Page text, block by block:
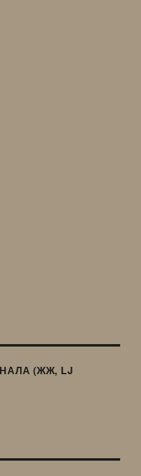
(ЖЖ, LJ